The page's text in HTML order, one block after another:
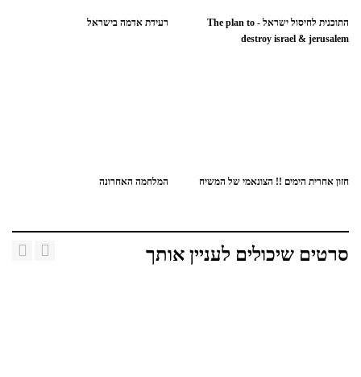
התוכנית לחיסול ישראל - The plan to
destroy israel & jerusalem
רעידת אדמה בישראל
חזון אחרית הימים !! הצונאמי של המשיח המלחמה האחרונה
סרטים שיכולים לעניין אותך